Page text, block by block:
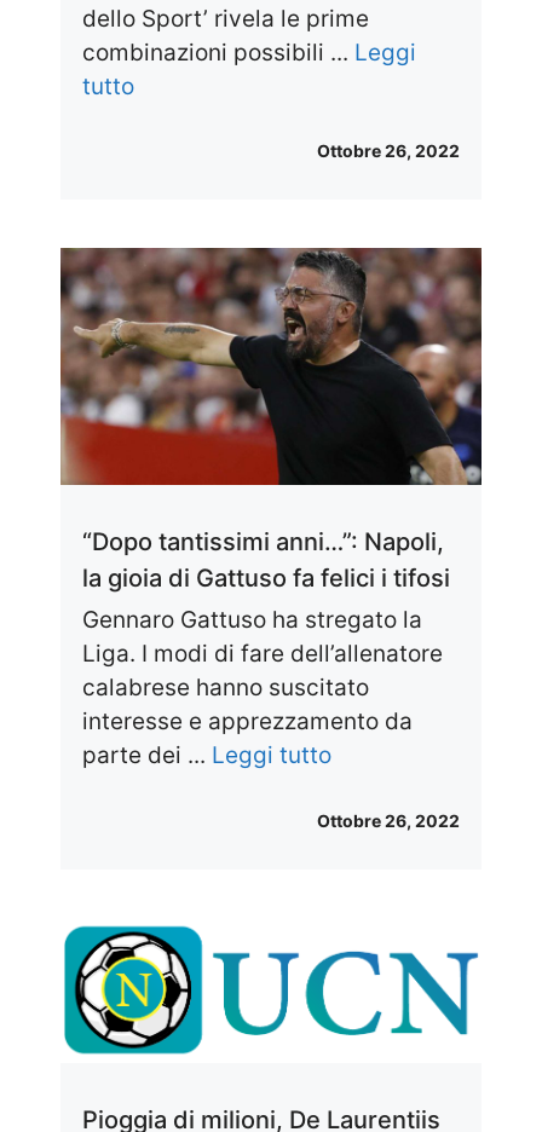
dello Sport’ rivela le prime
combinazioni possibili ... Leggi
tutto
Ottobre 26, 2022
“Dopo tantissimi anni…”: Napoli,
la gioia di Gattuso fa felici i tifosi
Gennaro Gattuso ha stregato la
Liga. I modi di fare dell’allenatore
calabrese hanno suscitato
interesse e apprezzamento da
parte dei ... Leggi tutto
Ottobre 26, 2022
Pioggia di milioni, De Laurentiis